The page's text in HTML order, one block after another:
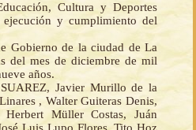
Cultura y Deportes
ejecución y cumplimiento del
Gobierno de la ciudad de La
del mes de diciembre de mil
años.
Javier Murillo de la
, Walter Guiteras Denis,
Herbert Müller Costas, Juán